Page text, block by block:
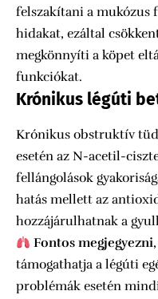
felszakítani a mukózus
hidakat, ezáltal
megkönnyíti a köpet
funkciókat.
Krónikus légúti
Krónikus obstruktív
esetén az N-acetil-
fellángolások
hatás mellett az
hozzájárulhatnak a
Fontos megjegyezni
támogathatja a légúti
problémák esetén